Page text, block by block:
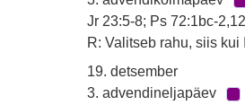
Jr 23:5-8; Ps 72:1bc-
R: Valitseb rahu, siis kui
19. detsember
3. advendineljapäev